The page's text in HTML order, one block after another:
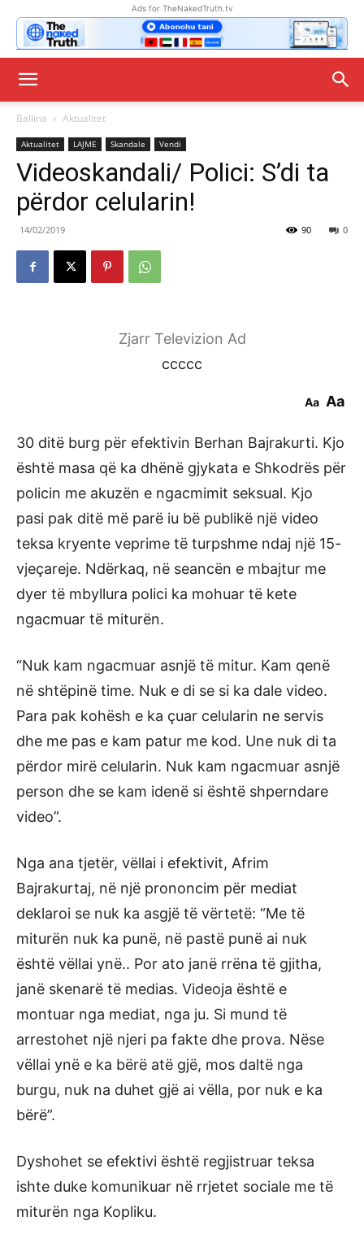
Ads for TheNakedTruth.tv
Ballina Aktualitet
Aktualitet LAJME Skandale Vendi
Videoskandali/ Polici: S’di ta
përdor celularin!
14/02/2019 0
90
Zjarr Televizion Ad
ccccc
Aa Aa
30 ditë burg për efektivin Berhan Bajrakurti. Kjo
është masa që ka dhënë gjykata e Shkodrës për
policin me akuzën e ngacmimit seksual. Kjo
pasi pak ditë më parë iu bë publikë një video
teksa kryente veprime të turpshme ndaj një 15-
vjeçareje. Ndërkaq, në seancën e mbajtur me
dyer të mbyllura polici ka mohuar të kete
ngacmuar të miturën.
“Nuk kam ngacmuar asnjë të mitur. Kam qenë
në shtëpinë time. Nuk e di se si ka dale video.
Para pak kohësh e ka çuar celularin ne servis
dhe me pas e kam patur me kod. Une nuk di ta
përdor mirë celularin. Nuk kam ngacmuar asnjë
person dhe se kam idenë si është shperndare
video”.
Nga ana tjetër, vëllai i efektivit, Afrim
Bajrakurtaj, në një prononcim për mediat
deklaroi se nuk ka asgjë të vërtetë: “Me të
miturën nuk ka punë, në pastë punë ai nuk
është vëllai ynë.. Por ato janë rrëna të gjitha,
janë skenarë të medias. Videoja është e
montuar nga mediat, nga ju. Si mund të
arrestohet një njeri pa fakte dhe prova. Nëse
vëllai ynë e ka bërë atë gjë, mos daltë nga
burgu, nuk na duhet gjë ai vëlla, por nuk e ka
bërë”.
Dyshohet se efektivi është regjistruar teksa
ishte duke komunikuar në rrjetet sociale me të
miturën nga Kopliku.